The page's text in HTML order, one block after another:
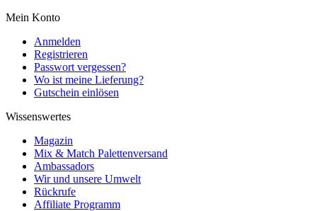
Mein Konto
Anmelden
Registrieren
Passwort vergessen?
Wo ist meine Lieferung?
Gutschein einlösen
Wissenswertes
Magazin
Mix & Match Palettenversand
Ambassadors
Wir und unsere Umwelt
Rückrufe
Affiliate Programm